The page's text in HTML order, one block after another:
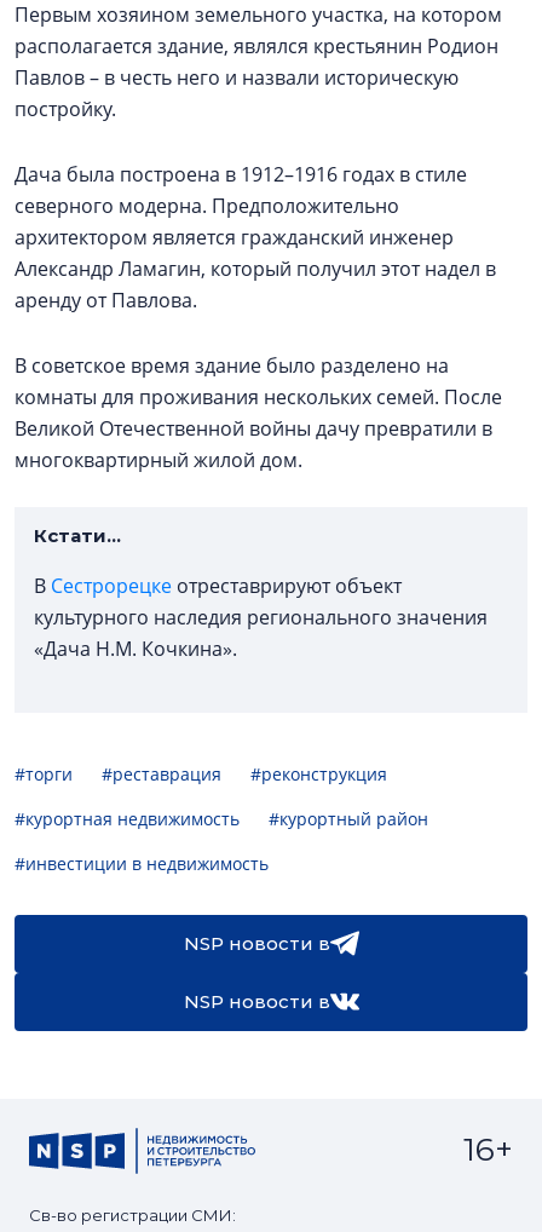
Первым хозяином земельного участка, на котором
располагается здание, являлся крестьянин Родион
Павлов – в честь него и назвали историческую
постройку.
Дача была построена в 1912–1916 годах в стиле
северного модерна. Предположительно
архитектором является гражданский инженер
Александр Ламагин, который получил этот надел в
аренду от Павлова.
В советское время здание было разделено на
комнаты для проживания нескольких семей. После
Великой Отечественной войны дачу превратили в
многоквартирный жилой дом.
Кстати...
В Сестрорецке отреставрируют объект
культурного наследия регионального значения
«Дача Н.М. Кочкина».
#торги #реставрация
#реконструкция
#курортная недвижимость
#курортный район
#инвестиции в недвижимость
NSP новости в
NSP новости в
Св-во регистрации СМИ:
16+